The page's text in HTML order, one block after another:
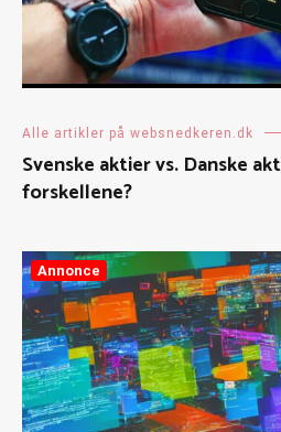
Alle artikler på websnedkeren.dk
Svenske aktier vs. Danske
forskellene?
Annonce